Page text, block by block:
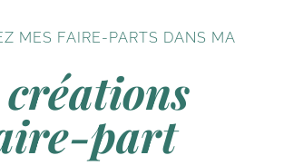
MES FAIRE-PARTS DANS MA
créations
part